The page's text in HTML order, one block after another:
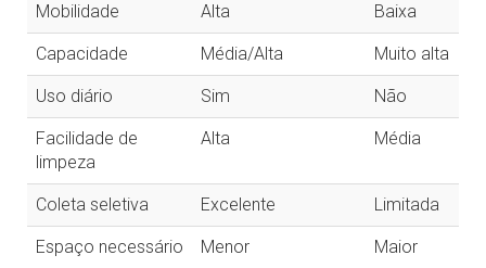
Mobilidade Alta Baixa
Capacidade Média/Alta Muito alta
Uso diário Sim Não
Facilidade de
limpeza
Alta Média
Coleta seletiva Excelente Limitada
Espaço necessário Menor Maior